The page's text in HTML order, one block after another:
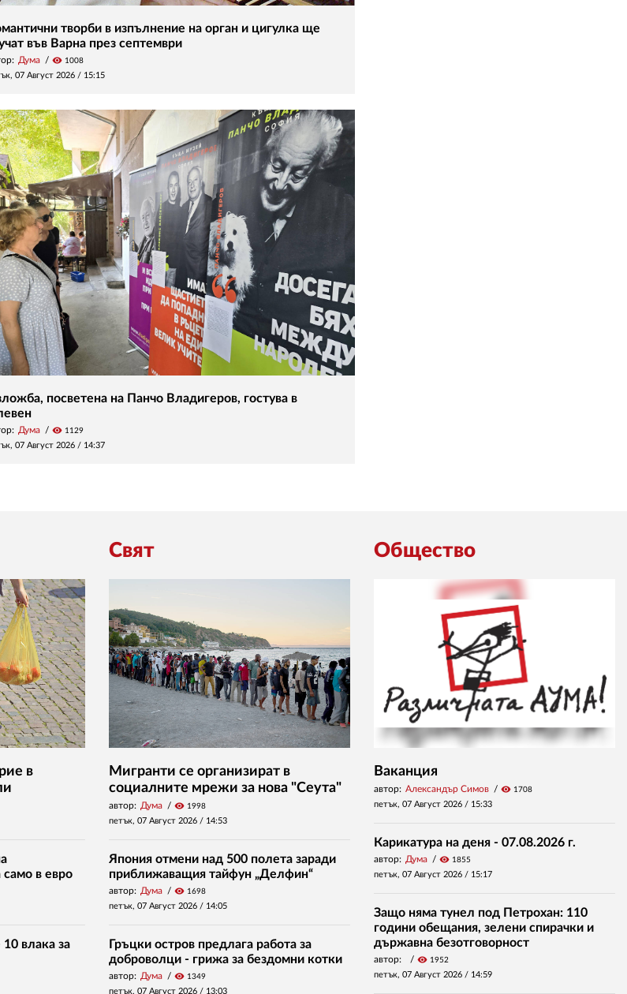
творби в изпълнение на орган и цигулка ще
във Варна през септември
Дума visibility 1008
07 Август 2026 / 15:15
посветена на Панчо Владигеров, гостува в
Дума visibility 1129
07 Август 2026 / 14:37
в
в евро
влака за
Свят
Мигранти се организират в
социалните мрежи за нова "Сеута"
автор: Дума visibility 1998
петък, 07 Август 2026 / 14:53
Япония отмени над 500 полета заради
приближаващия тайфун „Делфин“
автор: Дума visibility 1698
петък, 07 Август 2026 / 14:05
Гръцки остров предлага работа за
доброволци - грижа за бездомни котки
автор: Дума visibility 1349
петък, 07 Август 2026 / 13:03
Общество
Ваканция
автор: Александър Симов visibility 1708
петък, 07 Август 2026 / 15:33
Карикатура на деня - 07.08.2026 г.
автор: Дума visibility 1855
петък, 07 Август 2026 / 15:17
Защо няма тунел под Петрохан: 110
години обещания, зелени спирачки и
държавна безотговорност
автор: visibility 1952
петък, 07 Август 2026 / 14:59